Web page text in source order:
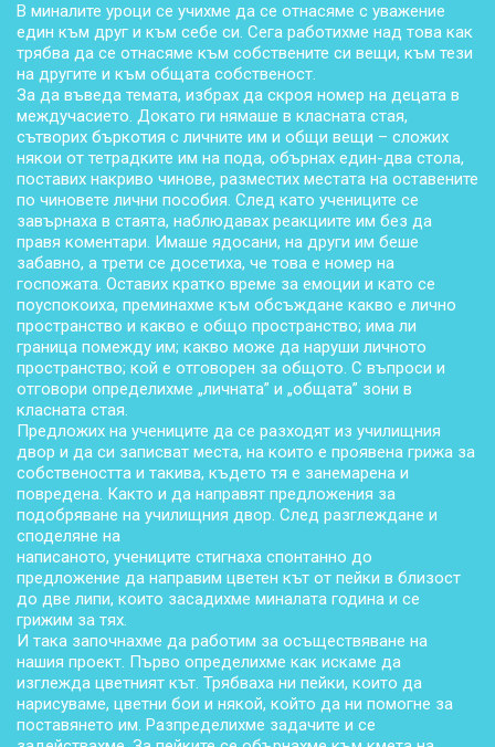
В миналите уроци се учихме да се отнасяме с уважение
един към друг и към себе си. Сега работихме над това как
трябва да се отнасяме към собствените си вещи, към тези
на другите и към общата собственост.
За да въведа темата, избрах да скроя номер на децата в
междучасието. Докато ги нямаше в класната стая,
сътворих бъркотия с личните им и общи вещи – сложих
някои от тетрадките им на пода, обърнах един-два стола,
поставих накриво чинове, разместих местата на оставените
по чиновете лични пособия. След като учениците се
завърнаха в стаята, наблюдавах реакциите им без да
правя коментари. Имаше ядосани, на други им беше
забавно, а трети се досетиха, че това е номер на
госпожата. Оставих кратко време за емоции и като се
поуспокоиха, преминахме към обсъждане какво е лично
пространство и какво е общо пространство; има ли
граница помежду им; какво може да наруши личното
пространство; кой е отговорен за общото. С въпроси и
отговори определихме „личната” и „общата” зони в
класната стая.
Предложих на учениците да се разходят из училищния
двор и да си записват места, на които е проявена грижа за
собствеността и такива, където тя е занемарена и
повредена. Както и да направят предложения за
подобряване на училищния двор. След разглеждане и
споделяне на
написаното, учениците стигнаха спонтанно до
предложение да направим цветен кът от пейки в близост
до две липи, които засадихме миналата година и се
грижим за тях.
И така започнахме да работим за осъществяване на
нашия проект. Първо определихме как искаме да
изглежда цветният кът. Трябваха ни пейки, които да
нарисуваме, цветни бои и някой, който да ни помогне за
поставянето им. Разпределихме задачите и се